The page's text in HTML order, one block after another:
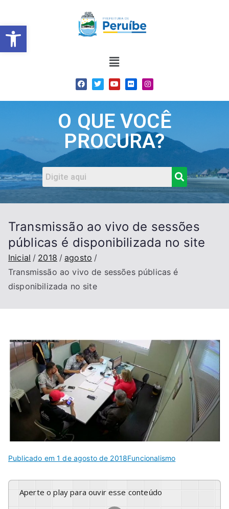
Barra de Ferramentas
O QUE VOCÊ
PROCURA?
Transmissão ao vivo de sessões
públicas é disponibilizada no site
Inicial 2018
agosto
Transmissão ao vivo de sessões públicas é
disponibilizada no site
Publicado em1 de agosto de 2018Funcionalismo
Aperte o play para ouvir esse conteúdo